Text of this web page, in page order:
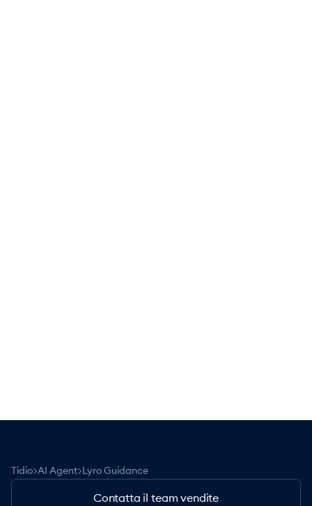
Tidio>AI Agent>Lyro Guidance
Contatta il team vendite